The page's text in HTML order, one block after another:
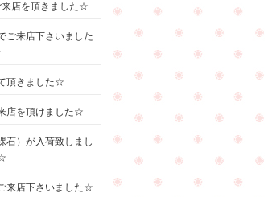
来店を頂きました☆
ご来店下さいました
頂きました☆
店を頂けました☆
石）が入荷致しまし
来店下さいました☆